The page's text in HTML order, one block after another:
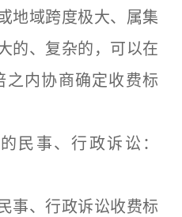
域跨度极大、属集
的、复杂的，可以在
之内协商确定收费标
事、行政诉讼：
、行政诉讼收费标